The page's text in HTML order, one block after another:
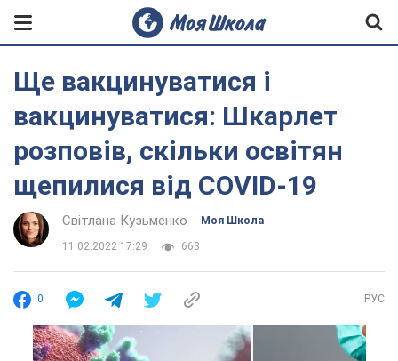
Ще вакцинуватися і
вакцинуватися: Шкарлет
розповів, скільки освітян
щепилися від COVID-19
Світлана Кузьменко Моя Школа
11.02.2022 17:29 663
0 РУС